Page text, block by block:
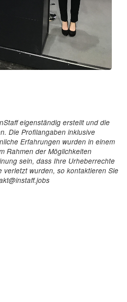
eigenständig erstellt und die
Die Profilangaben inklusive
Erfahrungen wurden in einem
Rahmen der Möglichkeiten
sein, dass Ihre Urheberrechte
verletzt wurden, so kontaktieren Sie